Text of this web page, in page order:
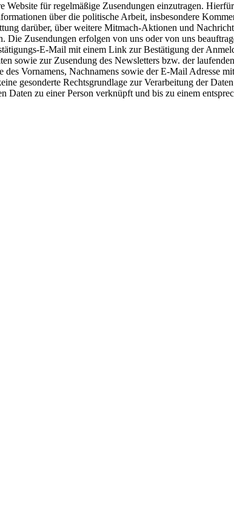
Website für regelmäßige Zusendungen einzutragen.
über die politische Arbeit, insbesondere
darüber, über weitere Mitmach-Aktionen und
Die Zusendungen erfolgen von uns oder von uns
E-Mail mit einem Link zur Bestätigung der
sowie zur Zusendung des Newsletters bzw. der
Vornamens, Nachnamens sowie der E-Mail Adresse
gesonderte Rechtsgrundlage zur Verarbeitung der
zu einer Person verknüpft und bis zu einem